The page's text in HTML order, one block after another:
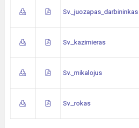
Sv._juozapas_darbininkas
Sv._kazimieras
Sv._mikalojus
Sv._rokas